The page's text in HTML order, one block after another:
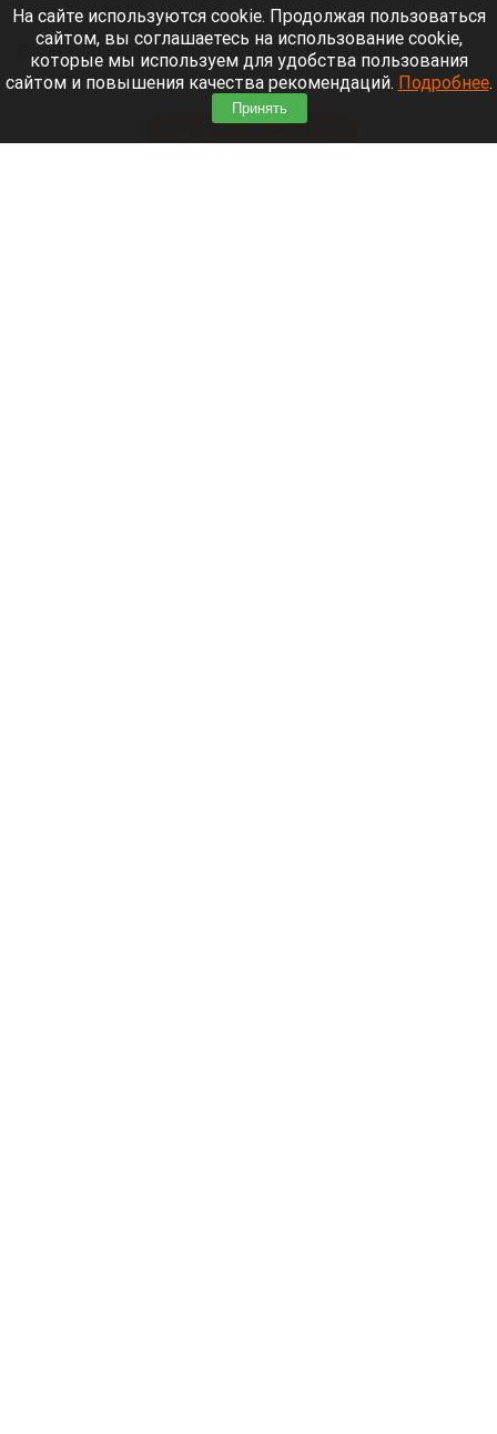
8 августа 2026 в 12:05
Барнаульский завод 3 августа попался на
подделке: вместо масла (72,5%) эксперты на
прилавке нашли фальсификат.
На сайте используются cookie. Продолжая пользоваться
сайтом, вы соглашаетесь на использование cookie,
которые мы используем для удобства пользования
сайтом и повышения качества рекомендаций. Подробнее.
Принять